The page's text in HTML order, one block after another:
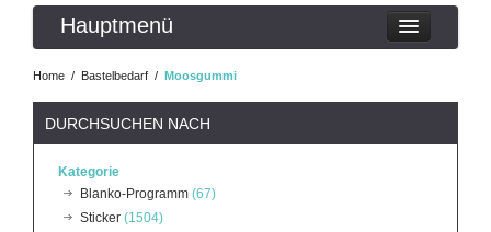
Hauptmenü
Home / Bastelbedarf / Moosgummi
DURCHSUCHEN NACH
Kategorie
Blanko-Programm (67)
Sticker (1504)